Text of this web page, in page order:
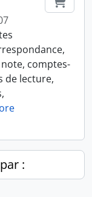
comptes-
de lecture,
: